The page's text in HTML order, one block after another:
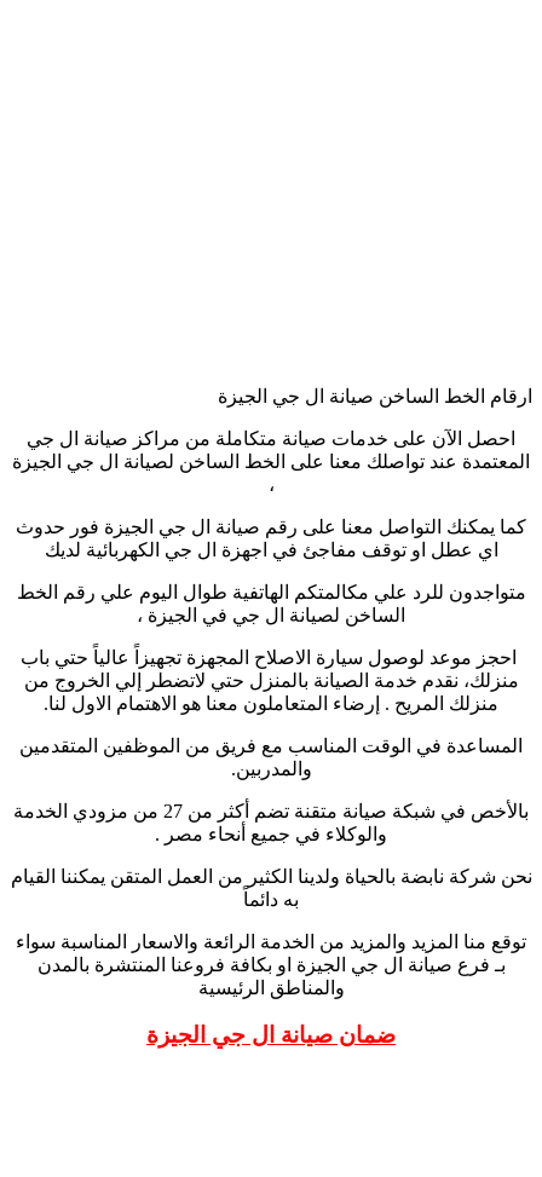
ارقام الخط الساخن صيانة ال جي الجيزة
احصل الآن على خدمات صيانة متكاملة من مراكز صيانة ال جي
المعتمدة عند تواصلك معنا على الخط الساخن لصيانة ال جي الجيزة
،
كما يمكنك التواصل معنا على رقم صيانة ال جي الجيزة فور حدوث
اي عطل او توقف مفاجئ في اجهزة ال جي الكهربائية لديك
متواجدون للرد علي مكالمتكم الهاتفية طوال اليوم علي رقم الخط
الساخن لصيانة ال جي في الجيزة ،
احجز موعد لوصول سيارة الاصلاح المجهزة تجهيزاً عالياً حتي باب
منزلك، نقدم خدمة الصيانة بالمنزل حتي لاتضطر إلي الخروج من
منزلك المريح . إرضاء المتعاملون معنا هو الاهتمام الاول لنا.
المساعدة في الوقت المناسب مع فريق من الموظفين المتقدمين
والمدربين.
بالأخص في شبكة صيانة متقنة تضم أكثر من 27 من مزودي الخدمة
والوكلاء في جميع أنحاء مصر .
نحن شركة نابضة بالحياة ولدينا الكثير من العمل المتقن يمكننا القيام
به دائماً
توقع منا المزيد والمزيد من الخدمة الرائعة والاسعار المناسبة سواء
بـ فرع صيانة ال جي الجيزة او بكافة فروعنا المنتشرة بالمدن
والمناطق الرئيسية
ضمان صيانة ال جي الجيزة